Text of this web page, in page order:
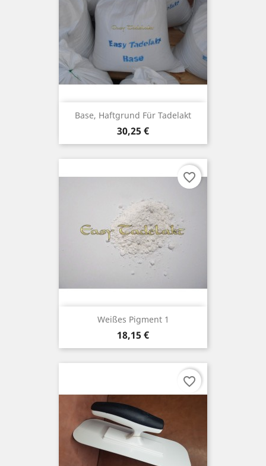
Base, Haftgrund Für Tadelakt
Preis
30,25 €
Weißes Pigment 1
Preis
18,15 €
favorite_border
favorite_border